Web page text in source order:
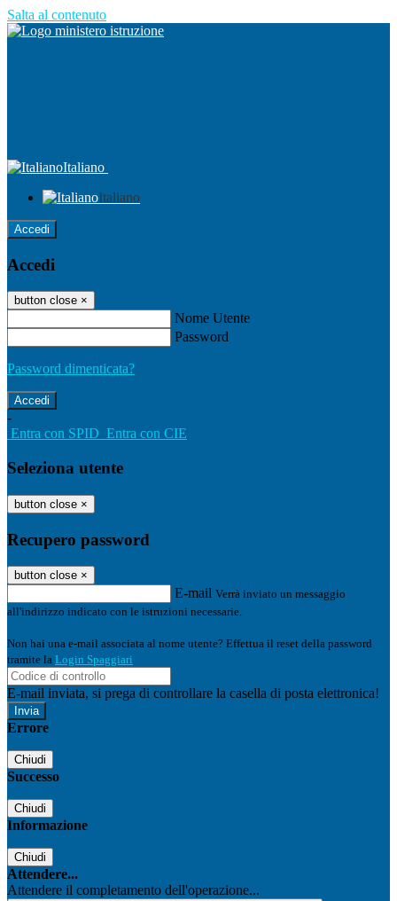
Salta al contenuto
Italiano
Italiano
Accedi
Accedi
button close ×
Nome Utente
Password
Password dimenticata?
-
Entra con SPID Entra con CIE
Seleziona utente
button close ×
Recupero password
button close ×
E-mail Verrà inviato un messaggio
all'indirizzo indicato con le istruzioni necessarie.
Non hai una e-mail associata al nome utente? Effettua il reset della password
tramite la Login Spaggiari
E-mail inviata, si prega di controllare la casella di posta elettronica!
Errore
Chiudi
Successo
Chiudi
Informazione
Chiudi
Attendere...
Attendere il completamento dell'operazione...